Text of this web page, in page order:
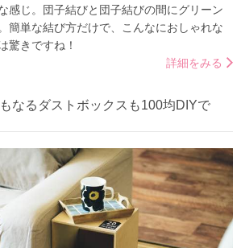
感じ。団子結びと団子結びの間にグリーン
簡単な結び方だけで、こんなにおしゃれな
驚きですね！
詳細をみる
なるダストボックスも100均DIYで